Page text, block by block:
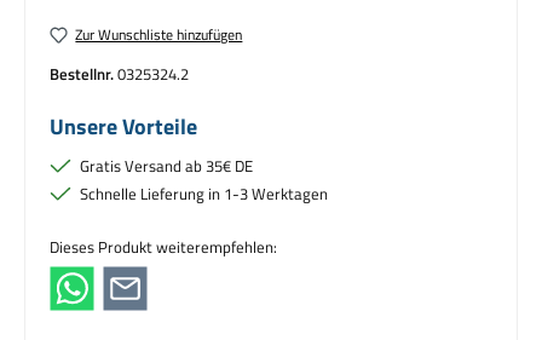
Zur Wunschliste hinzufügen
Bestellnr.0325324.2
Unsere Vorteile
Gratis Versand ab 35€ DE
Schnelle Lieferung in 1-3 Werktagen
Dieses Produkt weiterempfehlen: